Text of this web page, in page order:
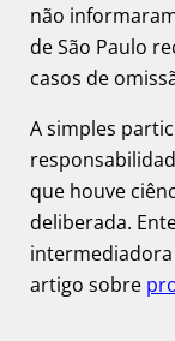
não
de São Paulo
casos de
A simples
que houve
deliberada.
artigo sobre